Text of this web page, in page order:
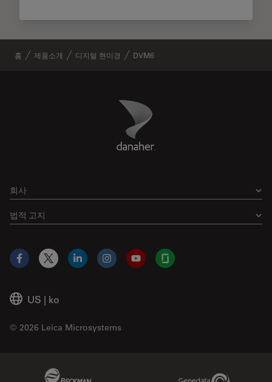
홈 제품소개 디지털 현미경 DVM6
Danaher Logo
회사
법적 고지
US | ko
© 2026 Leica Microsystems
Facebook
X LinkedInInstagramYouTubeGlassdoor
Genedata Link